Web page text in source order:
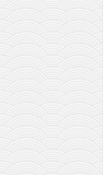
светлопис
законоправило
духовни отац
православље
забрањена историја
ћирилица
породичне приче
прота Воја
уместо твитера
календар српски